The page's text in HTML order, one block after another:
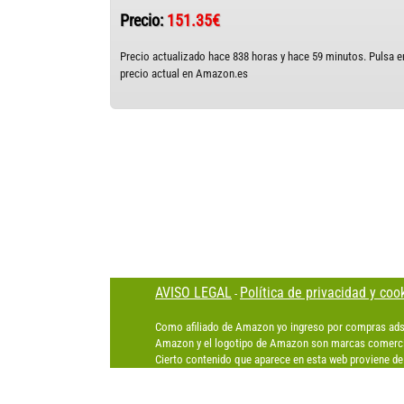
Precio: 151.35€
Precio actualizado hace 838 horas y hace 59 minutos. Pulsa
precio actual en Amazon.es
AVISO LEGAL - Política de privacidad y
Como afiliado de Amazon yo ingreso por compras
Amazon y el logotipo de Amazon son marcas
Cierto contenido que aparece en esta web proviene